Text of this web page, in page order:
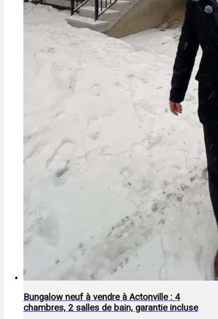
Bungalow neuf à vendre à Actonville : 4
chambres, 2 salles de bain, garantie incluse